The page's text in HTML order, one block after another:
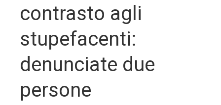
contrasto agli
stupefacenti:
denunciate due
persone